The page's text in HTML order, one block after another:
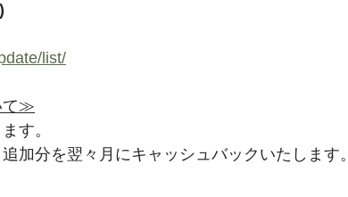
list/
て≫
す。
加分を翌々月にキャッシュバックいたします。